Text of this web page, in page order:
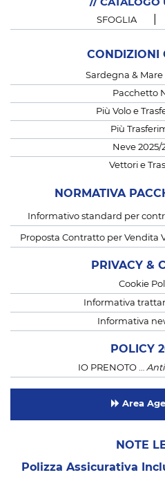
// CATALOGO
SFOGLIA
CONDIZIONI
Sardegna & Mare
Pacchetto
Più Volo e
Più
Neve 2025/
Vettori e
NORMATIVA
Informativo standard per
Proposta Contratto per Vendita
PRIVACY &
Cookie
Informativa
Informativa
POLICY
IO PRENOTO …
Area
NOTE
Polizza Assicurativa